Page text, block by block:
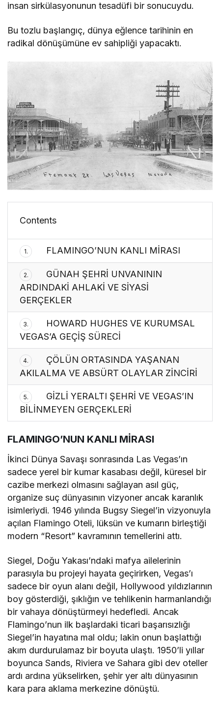
insan sirkülasyonunun tesadüfi bir sonucuydu.
Bu tozlu başlangıç, dünya eğlence tarihinin en
radikal dönüşümüne ev sahipliği yapacaktı.
Contents
1. FLAMINGO’NUN KANLI MİRASI
2.
GÜNAH ŞEHRİ UNVANININ
ARDINDAKİ AHLAKİ VE SİYASİ
GERÇEKLER
3.
HOWARD HUGHES VE KURUMSAL
VEGAS’A GEÇİŞ SÜRECİ
4.
ÇÖLÜN ORTASINDA YAŞANAN
AKILALMA VE ABSÜRT OLAYLAR ZİNCİRİ
5.
GİZLİ YERALTI ŞEHRİ VE VEGAS’IN
BİLİNMEYEN GERÇEKLERİ
FLAMINGO’NUN KANLI MİRASI
İkinci Dünya Savaşı sonrasında Las Vegas’ın
sadece yerel bir kumar kasabası değil, küresel bir
cazibe merkezi olmasını sağlayan asıl güç,
organize suç dünyasının vizyoner ancak karanlık
isimleriydi. 1946 yılında Bugsy Siegel’in vizyonuyla
açılan Flamingo Oteli, lüksün ve kumarın birleştiği
modern “Resort” kavramının temellerini attı.
Siegel, Doğu Yakası’ndaki mafya ailelerinin
parasıyla bu projeyi hayata geçirirken, Vegas’ı
sadece bir oyun alanı değil, Hollywood yıldızlarının
boy gösterdiği, şıklığın ve tehlikenin harmanlandığı
bir vahaya dönüştürmeyi hedefledi. Ancak
Flamingo’nun ilk başlardaki ticari başarısızlığı
Siegel’in hayatına mal oldu; lakin onun başlattığı
akım durdurulamaz bir boyuta ulaştı. 1950’li yıllar
boyunca Sands, Riviera ve Sahara gibi dev oteller
ardı ardına yükselirken, şehir yer altı dünyasının
kara para aklama merkezine dönüştü.